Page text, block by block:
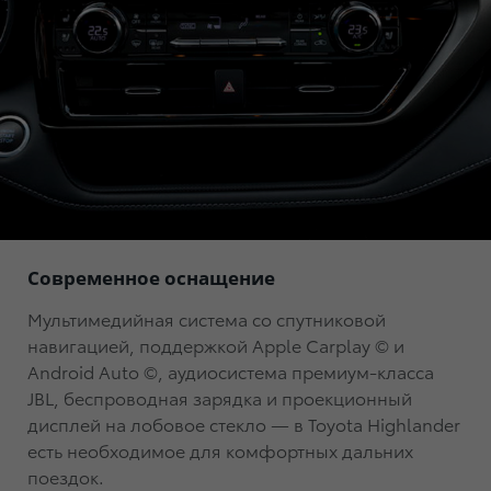
Современное оснащение
Мультимедийная система со спутниковой
навигацией, поддержкой Apple Carplay © и
Android Auto ©, аудиосистема премиум-класса
JBL, беспроводная зарядка и проекционный
дисплей на лобовое стекло — в Toyota Highlander
есть необходимое для комфортных дальних
поездок.